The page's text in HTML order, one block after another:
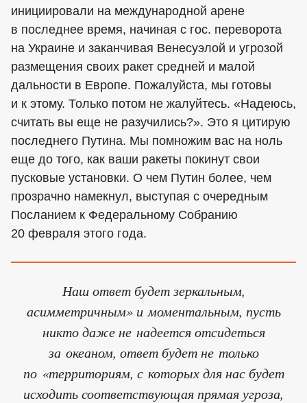
инициировали на международной арене
в последнее время, начиная с гос. переворота
на Украине и заканчивая Венесуэлой и угрозой
размещения своих ракет средней и малой
дальности в Европе. Пожалуйста, мы готовы
и к этому. Только потом не жалуйтесь. «Надеюсь,
считать вы еще не разучились?». Это я цитирую
последнего Путина. Мы помножим вас на ноль
еще до того, как ваши ракеты покинут свои
пусковые установки. О чем Путин более, чем
прозрачно намекнул, выступая с очередным
Посланием к Федеральному Собранию
20 февраля этого года.
Наш ответ будет зеркальным,
асимметричным» и моментальным, пусть
никто даже не надеется отсидеться
за океаном, ответ будет не только
по «территориям, с которых для нас будет
исходить соответствующая прямая угроза,